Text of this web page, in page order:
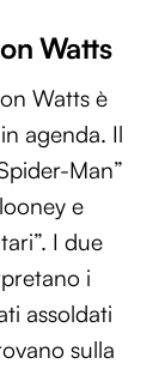
Watts
Watts è
agenda. Il
Man”
e
I due
i
assoldati
sulla